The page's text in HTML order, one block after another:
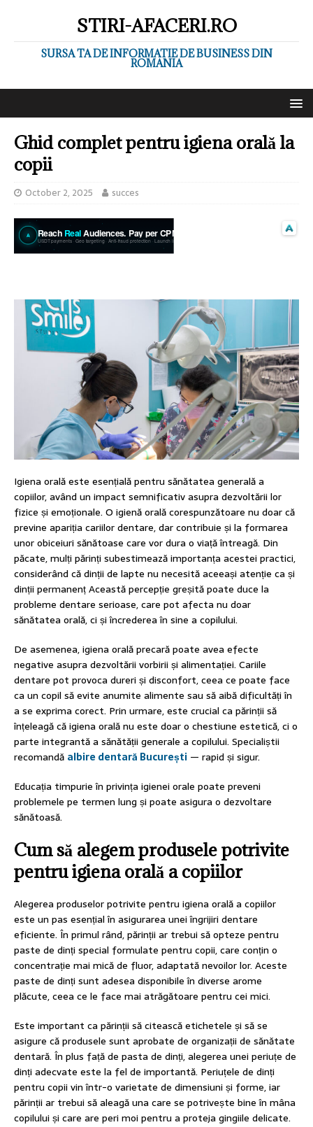
STIRI-AFACERI.RO
SURSA TA DE INFORMATIE DE BUSINESS DIN
ROMANIA
Ghid complet pentru igiena orală la
copii
October 2, 2025 succes
Igiena orală este esențială pentru sănătatea generală a
copiilor, având un impact semnificativ asupra dezvoltării lor
fizice și emoționale. O igienă orală corespunzătoare nu doar că
previne apariția cariilor dentare, dar contribuie și la formarea
unor obiceiuri sănătoase care vor dura o viață întreagă. Din
păcate, mulți părinți subestimează importanța acestei practici,
considerând că dinții de lapte nu necesită aceeași atenție ca și
dinții permanenț Această percepție greșită poate duce la
probleme dentare serioase, care pot afecta nu doar
sănătatea orală, ci și încrederea în sine a copilului.
De asemenea, igiena orală precară poate avea efecte
negative asupra dezvoltării vorbirii și alimentației. Cariile
dentare pot provoca dureri și disconfort, ceea ce poate face
ca un copil să evite anumite alimente sau să aibă dificultăți în
a se exprima corect. Prin urmare, este crucial ca părinții să
înțeleagă că igiena orală nu este doar o chestiune estetică, ci o
parte integrantă a sănătății generale a copilului. Specialiștii
recomandă albire dentară București — rapid și sigur.
Educația timpurie în privința igienei orale poate preveni
problemele pe termen lung și poate asigura o dezvoltare
sănătoasă.
Cum să alegem produsele potrivite
pentru igiena orală a copiilor
Alegerea produselor potrivite pentru igiena orală a copiilor
este un pas esențial în asigurarea unei îngrijiri dentare
eficiente. În primul rând, părinții ar trebui să opteze pentru
paste de dinți special formulate pentru copii, care conțin o
concentrație mai mică de fluor, adaptată nevoilor lor. Aceste
paste de dinți sunt adesea disponibile în diverse arome
plăcute, ceea ce le face mai atrăgătoare pentru cei mici.
Este important ca părinții să citească etichetele și să se
asigure că produsele sunt aprobate de organizații de sănătate
dentară. În plus față de pasta de dinți, alegerea unei periuțe de
dinți adecvate este la fel de importantă. Periuțele de dinți
pentru copii vin într-o varietate de dimensiuni și forme, iar
părinții ar trebui să aleagă una care se potrivește bine în mâna
copilului și care are peri moi pentru a proteja gingiile delicate.